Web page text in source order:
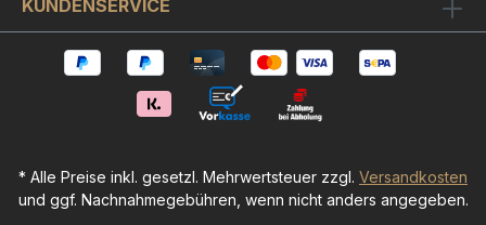
KUNDENSERVICE
* Alle Preise inkl. gesetzl. Mehrwertsteuer zzgl. Versandkosten
und ggf. Nachnahmegebühren, wenn nicht anders angegeben.